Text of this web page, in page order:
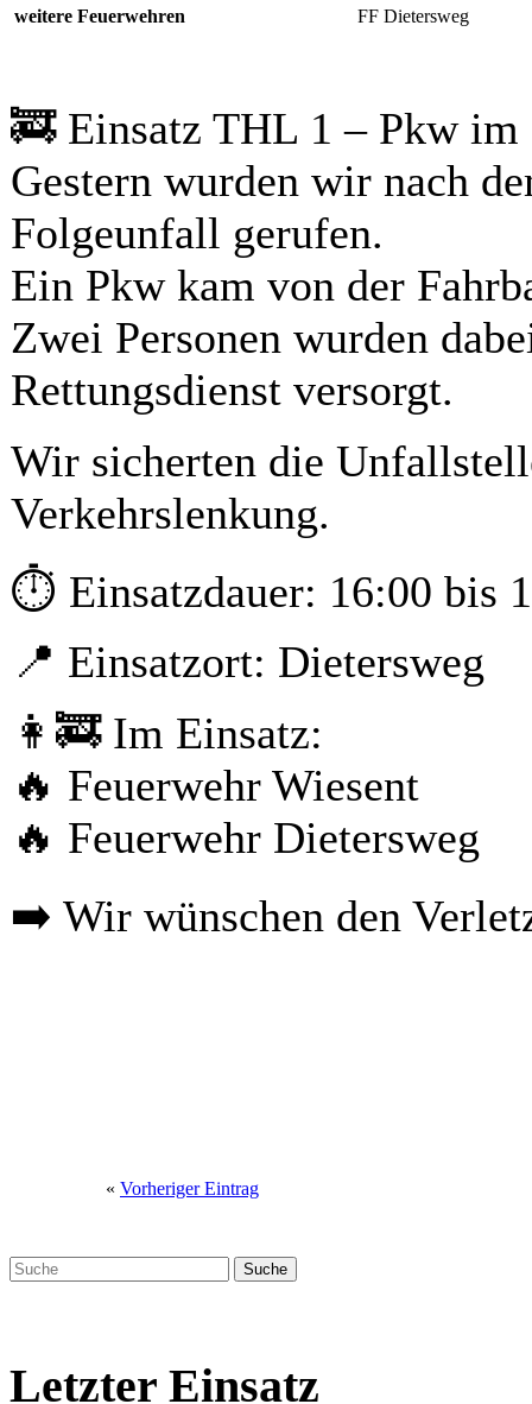
weitere Feuerwehren FF Dietersweg
🚒 Einsatz THL 1 – Pkw im
Gestern wurden wir nach
Folgeunfall gerufen.
Ein Pkw kam von der
Zwei Personen wurden
Rettungsdienst versorgt.
Wir sicherten die
Verkehrslenkung.
⏱️ Einsatzdauer: 16:00 bis
📍 Einsatzort: Dietersweg
👩‍🚒 Im Einsatz:
🔥 Feuerwehr Wiesent
🔥 Feuerwehr Dietersweg
➡️ Wir wünschen den
« Vorheriger Eintrag
Letzter Einsatz